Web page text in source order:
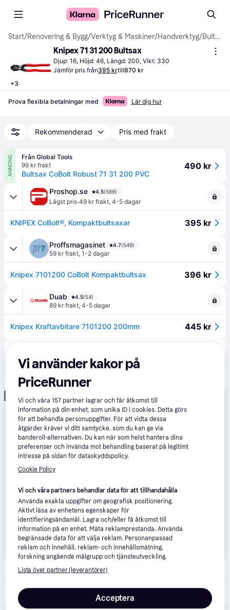
Start/Renovering & Bygg/Verktyg & Maskiner/Handverktyg/ Bultsaxar
+3
Knipex 71 31 200 Bultsax
Djup: 16, Höjd: 46, Längd: 200, Vikt: 330
Jämför pris från395 krtill870 kr
Prova flexibla betalningar med Lär dig hur
Rekommenderad Pris med frakt
ANNONS
Från Global Tools
99 kr frakt
Bultsax CoBolt Robust 71 31 200 PVC
490 kr
Proshop.se 4.5(589)
Lägst pris·49 kr frakt, 4-5 dagar
KNIPEX CoBolt®, Kompaktbultsaxar 395 kr
Proffsmagasinet 4.7(549)
59 kr frakt, 1-2 dagar
Knipex 7101200 CoBolt Kompaktbultsax 396 kr
Duab 4.5(54)
89 kr frakt, 4-5 dagar
Knipex Kraftavbitare 7101200 200mm 445 kr
49 kr frakt
Knipex Kraftavbitare 200mm 7101-200
Annons
69 kr frakt
Kraftavbitare 200mm CoBolt Nr. 71 01 200 481 kr
Vi använder kakor på
PriceRunner
Vi och våra157 partner lagrar och får åtkomst till
information på din enhet, som unika ID i cookies. Detta görs
för att behandla personuppgifter. För att vidta dessa
åtgärder kräver vi ditt samtycke, som du kan ge via
banderoll-alternativen. Du kan när som helst hantera dina
preferenser och invända mot behandling baserat på legitimt
intresse på sidan för dataskyddspolicy.
Cookie Policy
Vi och våra partners behandlar data för att tillhandahålla
Använda exakta uppgifter om geografisk positionering.
Aktivt läsa av enhetens egenskaper för
identifieringsändamål. Lagra och/eller få åtkomst till
information på en enhet. Mäta reklamprestanda. Använda
begränsade data för att välja reklam. Personanpassad
reklam och innehåll, reklam- och innehållsmätning,
forskning angående målgrupp och tjänsteutveckling.
Lista över partner (leverantörer)
Acceptera